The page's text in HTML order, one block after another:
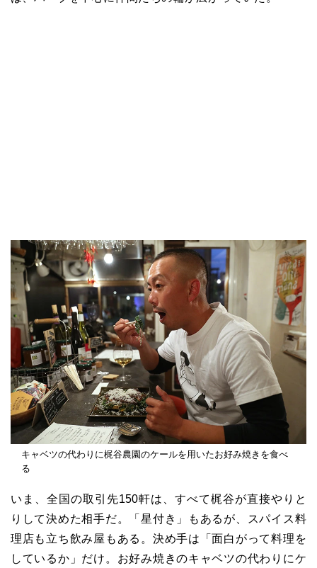
キャベツの代わりに梶谷農園のケールを用いたお好み焼きを食べ
る
いま、全国の取引先150軒は、すべて梶谷が直接やりと
りして決めた相手だ。「星付き」もあるが、スパイス料
理店も立ち飲み屋もある。決め手は「面白がって料理を
しているか」だけ。お好み焼きのキャベツの代わりにケ